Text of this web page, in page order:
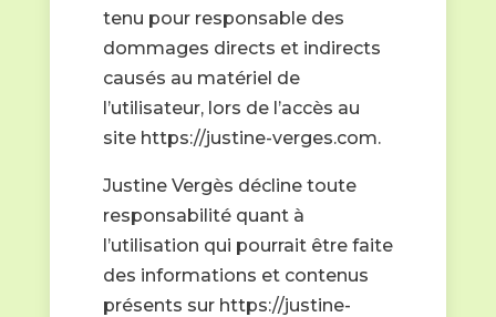
tenu pour responsable des
dommages directs et indirects
causés au matériel de
l’utilisateur, lors de l’accès au
site https://justine-verges.com.
Justine Vergès décline toute
responsabilité quant à
l’utilisation qui pourrait être faite
des informations et contenus
présents sur https://justine-